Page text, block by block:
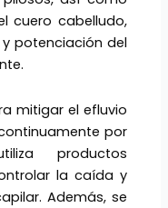
cuero cabelludo,
potenciación del
mitigar el efluvio
por
productos
la caída y
Además, se